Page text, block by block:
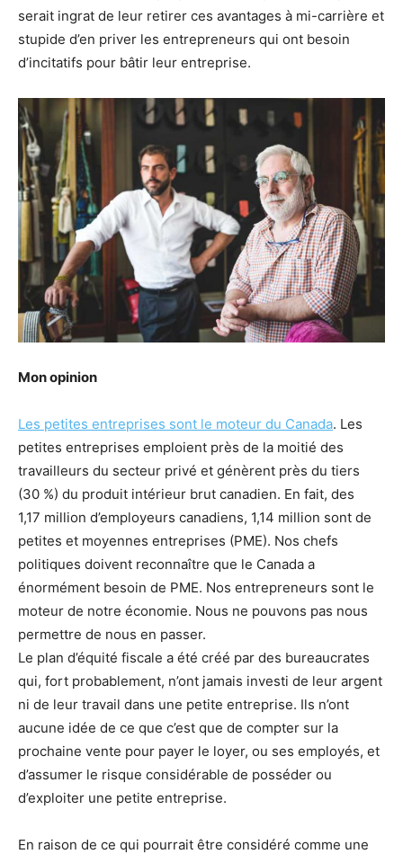
serait ingrat de leur retirer ces avantages à mi-carrière et
stupide d’en priver les entrepreneurs qui ont besoin
d’incitatifs pour bâtir leur entreprise.
Mon opinion
Les petites entreprises sont le moteur du Canada. Les
petites entreprises emploient près de la moitié des
travailleurs du secteur privé et génèrent près du tiers
(30 %) du produit intérieur brut canadien. En fait, des
1,17 million d’employeurs canadiens, 1,14 million sont de
petites et moyennes entreprises (PME). Nos chefs
politiques doivent reconnaître que le Canada a
énormément besoin de PME. Nos entrepreneurs sont le
moteur de notre économie. Nous ne pouvons pas nous
permettre de nous en passer.
Le plan d’équité fiscale a été créé par des bureaucrates
qui, fort probablement, n’ont jamais investi de leur argent
ni de leur travail dans une petite entreprise. Ils n’ont
aucune idée de ce que c’est que de compter sur la
prochaine vente pour payer le loyer, ou ses employés, et
d’assumer le risque considérable de posséder ou
d’exploiter une petite entreprise.
En raison de ce qui pourrait être considéré comme une